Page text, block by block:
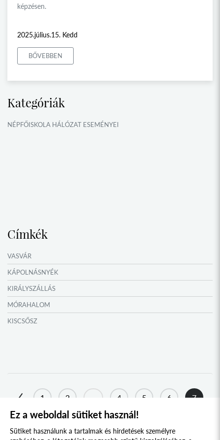
képzésen.
2025.július.15. Kedd
BŐVEBBEN
Kategóriák
NÉPFŐISKOLA HÁLÓZAT ESEMÉNYEI
Címkék
VASVÁR
KÁPOLNÁSNYÉK
KIRÁLYSZÁLLÁS
MÓRAHALOM
KISCSŐSZ
NAGYSZŐLŐS
KOVÁSZNA
1 2 4 5 6 7
8 9 10 ... 14
Ez a weboldal sütiket használ!
Sütiket használunk a tartalmak és hirdetések személyre